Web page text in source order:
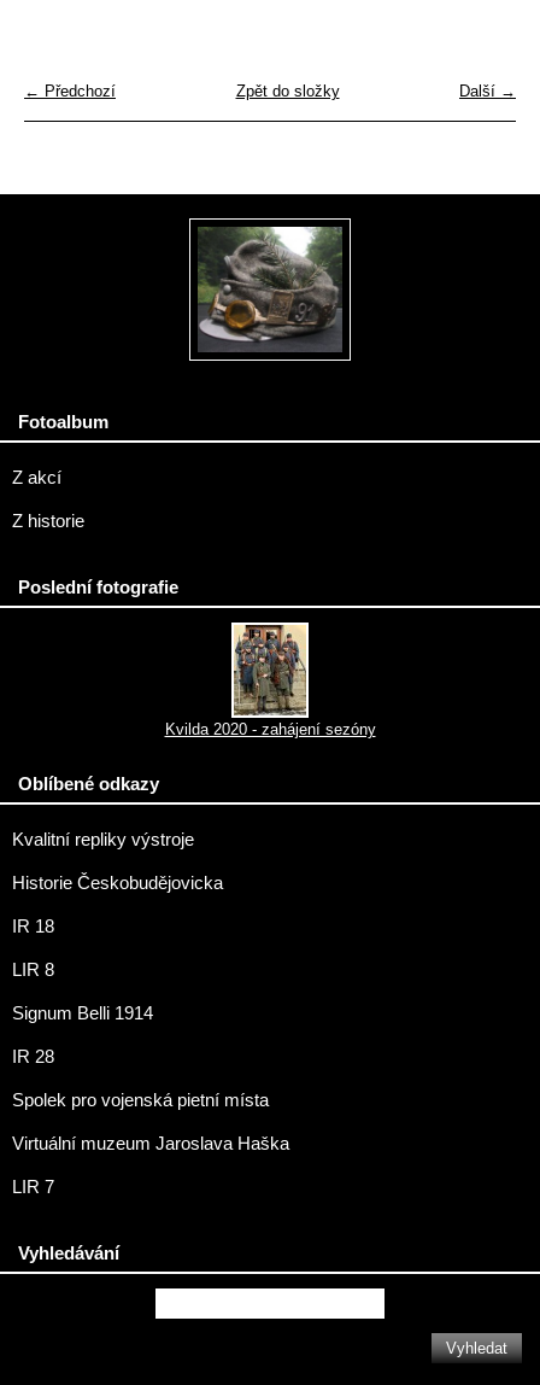
← Předchozí Další →
Zpět do složky
Fotoalbum
Z akcí
Z historie
Poslední fotografie
Kvilda 2020 - zahájení sezóny
Oblíbené odkazy
Kvalitní repliky výstroje
Historie Českobudějovicka
IR 18
LIR 8
Signum Belli 1914
IR 28
Spolek pro vojenská pietní místa
Virtuální muzeum Jaroslava Haška
LIR 7
Vyhledávání